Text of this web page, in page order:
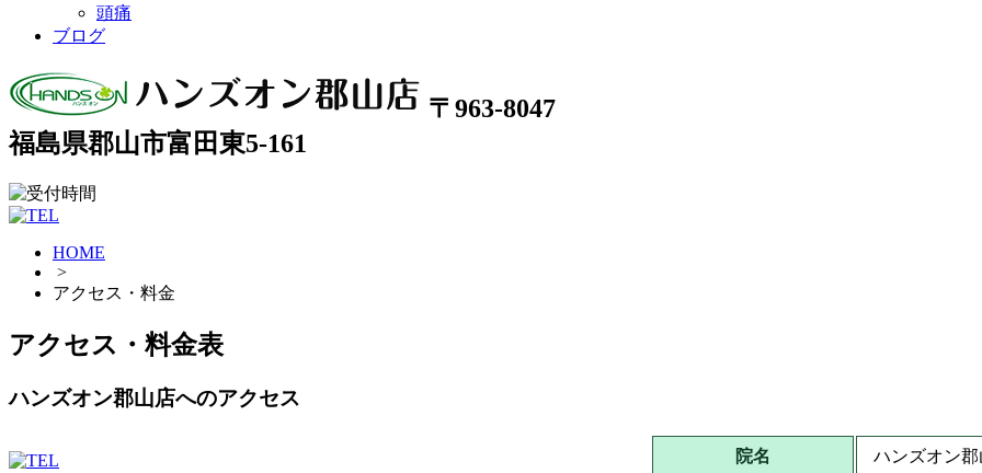
頭痛
ブログ
〒963-8047
福島県郡山市富田東5-161
HOME
>
アクセス・料金
アクセス・料金表
ハンズオン郡山店へのアクセス
院名 ハンズオン